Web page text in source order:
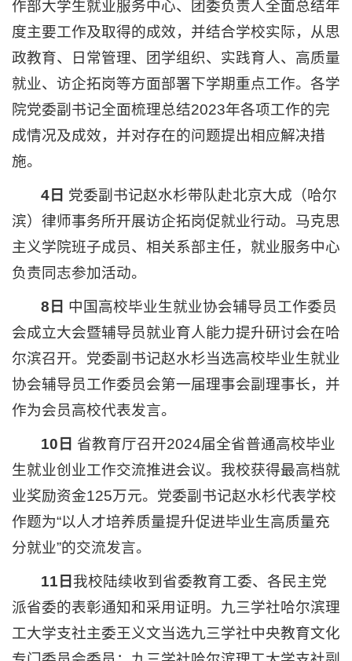
作部大学生就业服务中心、团委负责人全面总结年
度主要工作及取得的成效，并结合学校实际，从思
政教育、日常管理、团学组织、实践育人、高质量
就业、访企拓岗等方面部署下学期重点工作。各学
院党委副书记全面梳理总结2023年各项工作的完
成情况及成效，并对存在的问题提出相应解决措
施。
4日 党委副书记赵水杉带队赴北京大成（哈尔
滨）律师事务所开展访企拓岗促就业行动。马克思
主义学院班子成员、相关系部主任，就业服务中心
负责同志参加活动。
8日 中国高校毕业生就业协会辅导员工作委员
会成立大会暨辅导员就业育人能力提升研讨会在哈
尔滨召开。党委副书记赵水杉当选高校毕业生就业
协会辅导员工作委员会第一届理事会副理事长，并
作为会员高校代表发言。
10日 省教育厅召开2024届全省普通高校毕业
生就业创业工作交流推进会议。我校获得最高档就
业奖励资金125万元。党委副书记赵水杉代表学校
作题为“以人才培养质量提升促进毕业生高质量充
分就业”的交流发言。
11日 我校陆续收到省委教育工委、各民主党
派省委的表彰通知和采用证明。九三学社哈尔滨理
工大学支社主委王义文当选九三学社中央教育文化